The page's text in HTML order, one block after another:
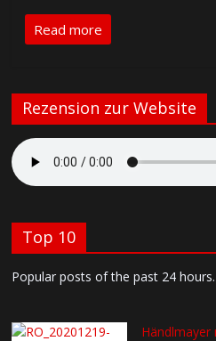
Read more
Rezension zur Website
Top 10
Popular posts of the past 24 hours.
Händlmayer